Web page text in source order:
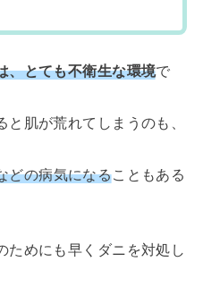
、とても不衛生な環境で
肌が荒れてしまうのも、
どの病気になることもある
ためにも早くダニを対処し